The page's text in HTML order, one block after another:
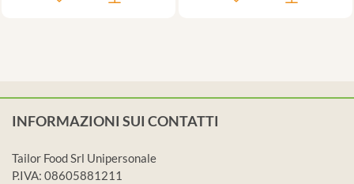
INFORMAZIONI SUI CONTATTI
Tailor Food Srl Unipersonale
P.IVA: 08605881211